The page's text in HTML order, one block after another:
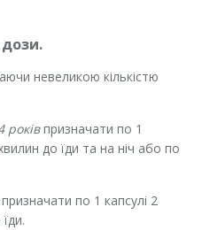
дози.
невеликою кількістю
роківпризначати по 1
до їди та на ніч або по
по 1 капсулі 2